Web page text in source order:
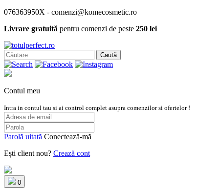
076363950X - comenzi@komecosmetic.ro
Livrare gratuită pentru comenzi de peste 250 lei
Caută
Contul meu
Intra in contul tau si ai control complet asupra comenzilor si ofertelor !
Parolă uitată Conectează-mă
Ești client nou? Crează cont
0